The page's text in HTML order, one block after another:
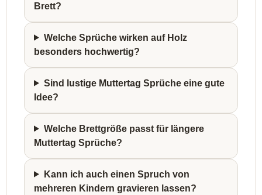
Brett?
Welche Sprüche wirken auf Holz
besonders hochwertig?
Sind lustige Muttertag Sprüche eine gute
Idee?
Welche Brettgröße passt für längere
Muttertag Sprüche?
Kann ich auch einen Spruch von
mehreren Kindern gravieren lassen?